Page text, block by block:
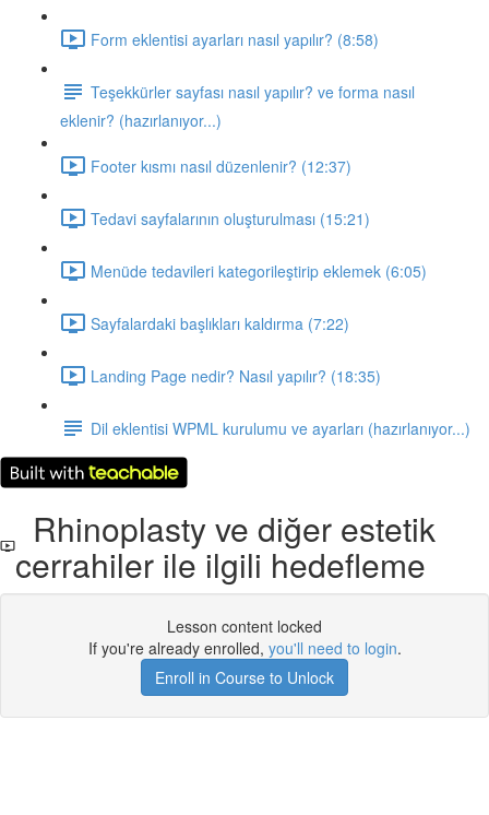
Form eklentisi ayarları nasıl yapılır? (8:58)
Teşekkürler sayfası nasıl yapılır? ve forma nasıl
eklenir? (hazırlanıyor...)
Footer kısmı nasıl düzenlenir? (12:37)
Tedavi sayfalarının oluşturulması (15:21)
Menüde tedavileri kategorileştirip eklemek (6:05)
Sayfalardaki başlıkları kaldırma (7:22)
Landing Page nedir? Nasıl yapılır? (18:35)
Dil eklentisi WPML kurulumu ve ayarları (hazırlanıyor...)
Rhinoplasty ve diğer estetik
cerrahiler ile ilgili hedefleme
Lesson content locked
If you're already enrolled, you'll need to login.
Enroll in Course to Unlock